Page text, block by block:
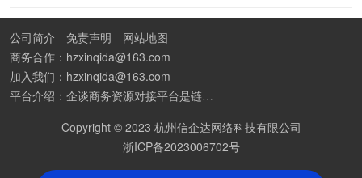
公司简介 免责声明
网站地图
商务合作：hzxinqida@163.com
加入我们：hzxinqida@163.com
平台介绍：企谈商务资源对接平台是链接资源人脉与客户的平台,也是地推app接任务平台、地推拉新团队接单平台。平台汇聚100W+商务资源，地推拉新、APP推广、BD异业合作等业务可免费发布。同时全国的地推团队和个人都可在地推接单平台找到赚钱项目和分享交流地推问题。
Copyright © 2023 杭州信企达网络科技有限公司
浙ICP备2023006702号